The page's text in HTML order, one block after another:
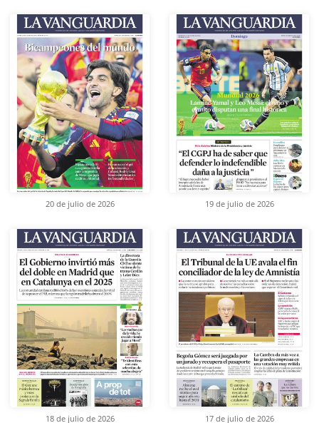
20 de julio de 2026 19 de julio de 2026
18 de julio de 2026 17 de julio de 2026